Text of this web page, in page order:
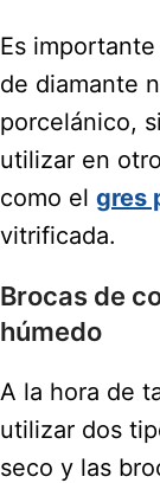
Es
de diamante
porcelánico,
utilizar en
como el gres
vitrificada.
Brocas de
húmedo
A la hora de
utilizar dos
seco y las